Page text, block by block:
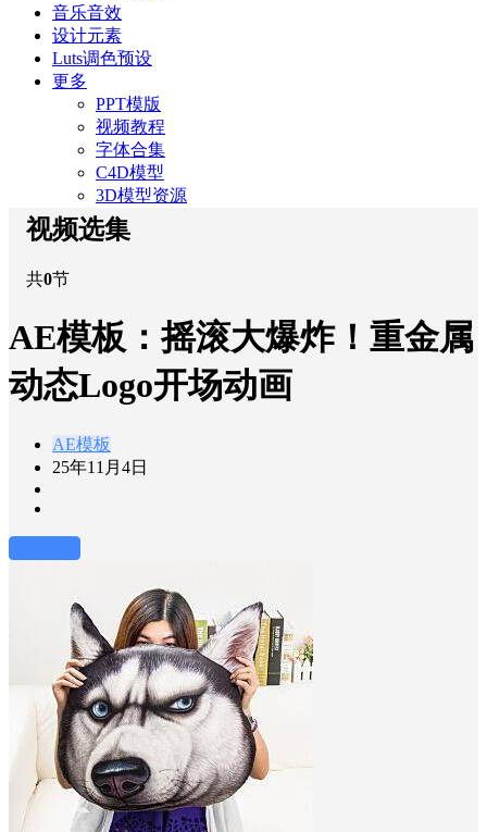
音乐音效
设计元素
Luts调色预设
更多
PPT模版
视频教程
字体合集
C4D模型
3D模型资源
视频选集
共0节
AE模板：摇滚大爆炸！重金属
动态Logo开场动画
AE模板
25年11月4日